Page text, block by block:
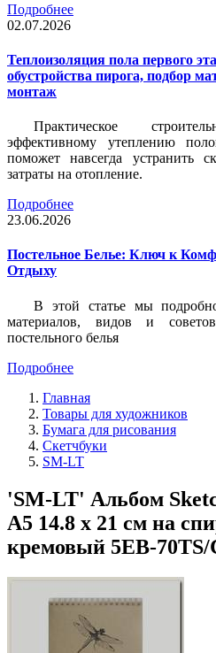
Подробнее
02.07.2026
Теплоизоляция пола первого
обустройства пирога, подбор
монтаж
Практическое
эффективному утеплению
поможет навсегда устранить
затраты на отопление.
Подробнее
23.06.2026
Постельное Белье: Ключ к
Отдыху
В этой статье мы
материалов, видов и
постельного белья
Подробнее
Главная
Товары для художников
Бумага для рисования
Скетчбуки
SM-LT
'SM-LT' Альбом
A5 14.8 х 21 см на
кремовый 5EB-70TS/